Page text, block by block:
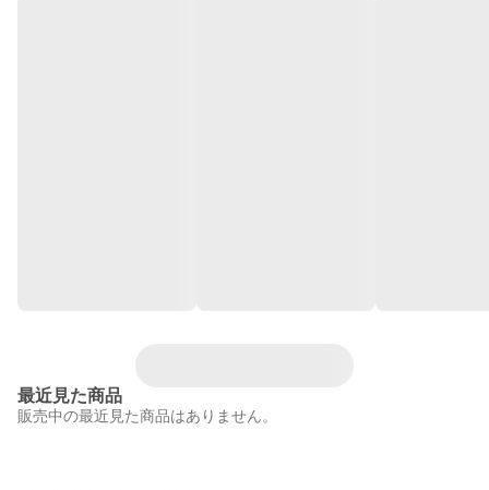
最近見た商品
販売中の最近見た商品はありません。